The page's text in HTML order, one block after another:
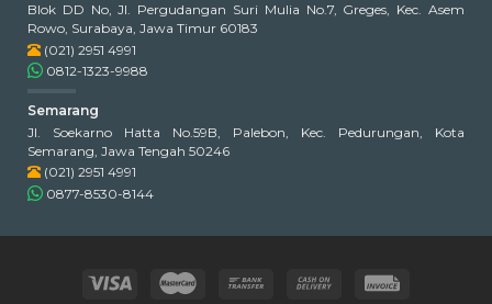
Blok DD No, Jl. Pergudangan Suri Mulia No.7, Greges, Kec. Asem
Rowo, Surabaya, Jawa Timur 60183
(021) 2951 4991
0812-1323-9988
Semarang
Jl. Soekarno Hatta No.59B, Palebon, Kec. Pedurungan, Kota
Semarang, Jawa Tengah 50246
(021) 2951 4991
0877-8530-8144